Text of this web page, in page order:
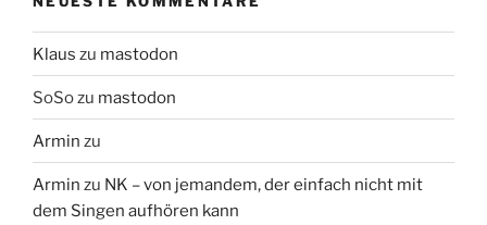
Klaus zu mastodon
SoSozu mastodon
Armin zu
Armin zu NK – von jemandem, der einfach nicht mit
dem Singen aufhören kann